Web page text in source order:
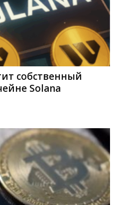
собственный
Solana